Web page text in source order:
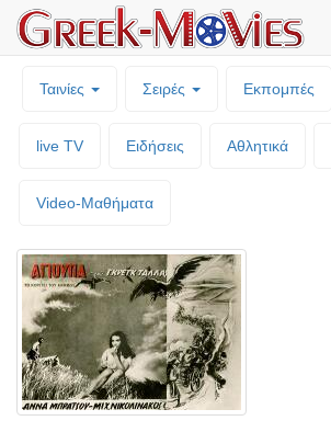
Ταινίες Σειρές Εκπομπές
live TV Ειδήσεις Αθλητικά
Video-Mαθήματα